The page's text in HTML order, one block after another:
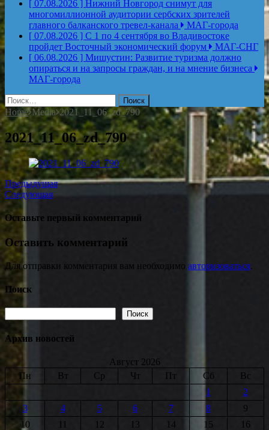
[ 07.08.2026 ] Нижний Новгород снимут для
многомиллионной аудитории сербских зрителей
главного балканского тревел-канала
МАГ-города
[ 07.08.2026 ] С 1 по 4 сентября во Владивостоке
пройдет Восточный экономический форум
МАГ-СНГ
[ 06.08.2026 ] Мишустин: Развитие туризма должно
опираться и на запросы граждан, и на мнение бизнеса
МАГ-города
Найти:
Home Media 2021_11_06_zd_790
2021_11_06_zd_790
Предыдущая
Следующая
Оставьте первый комментарий
Оставить комментарий
Для отправки комментария вам необходимо авторизоваться.
Поиск
Поиск Поиск
Архив новостей
Август 2026
Пн
Вт Ср Чт Пт Сб
Вс
1
2
3
4 5 6 7 8
9
10
11 12 13 14 15
16